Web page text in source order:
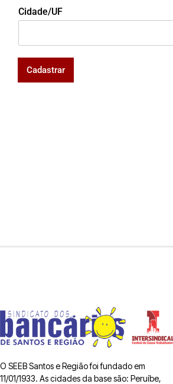
Cidade/UF
Cadastrar
O SEEB Santos e Região foi fundado em
11/01/1933. As cidades da base são: Peruíbe,